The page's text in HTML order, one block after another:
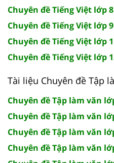
Chuyên đề Tiếng Việt lớp 8
Chuyên đề Tiếng Việt lớp 9
Chuyên đề Tiếng Việt lớp
Chuyên đề Tiếng Việt lớp
Tài liệu Chuyên đề Tập
Chuyên đề Tập làm văn
Chuyên đề Tập làm văn
Chuyên đề Tập làm văn
Chuyên đề Tập làm văn